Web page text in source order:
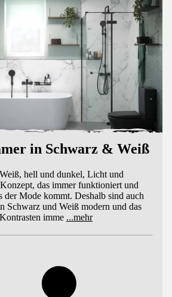
in Schwarz & Weiß
hell und dunkel, Licht und
das immer funktioniert und
der Mode kommt. Deshalb sind auch
Schwarz und Weiß modern und das
imme ...mehr